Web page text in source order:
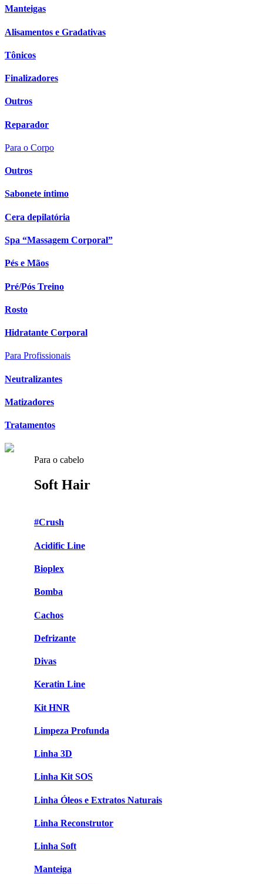
Manteigas
Alisamentos e Gradativas
Tônicos
Finalizadores
Outros
Reparador
Para o Corpo
Outros
Sabonete íntimo
Cera depilatória
Spa “Massagem Corporal”
Pés e Mãos
Pré/Pós Treino
Rosto
Hidratante Corporal
Para Profissionais
Neutralizantes
Matizadores
Tratamentos
Para o cabelo
Soft Hair
#Crush
Acidific Line
Bioplex
Bomba
Cachos
Defrizante
Divas
Keratin Line
Kit HNR
Limpeza Profunda
Linha 3D
Linha Kit SOS
Linha Óleos e Extratos Naturais
Linha Reconstrutor
Linha Soft
Manteiga